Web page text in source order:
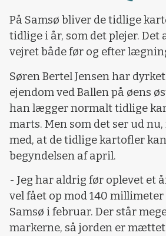
På Samsø bliver de tidlige
tidlige i år, som det plejer.
vejret både før og efter
Søren Bertel Jensen har
ejendom ved Ballen på øens
han lægger normalt tidlige
marts. Men som det ser ud
med, at de tidlige kartofler
begyndelsen af april.
- Jeg har aldrig før oplevet et
vel fået op mod 140
Samsø i februar. Der står
markerne, så jorden er mættet